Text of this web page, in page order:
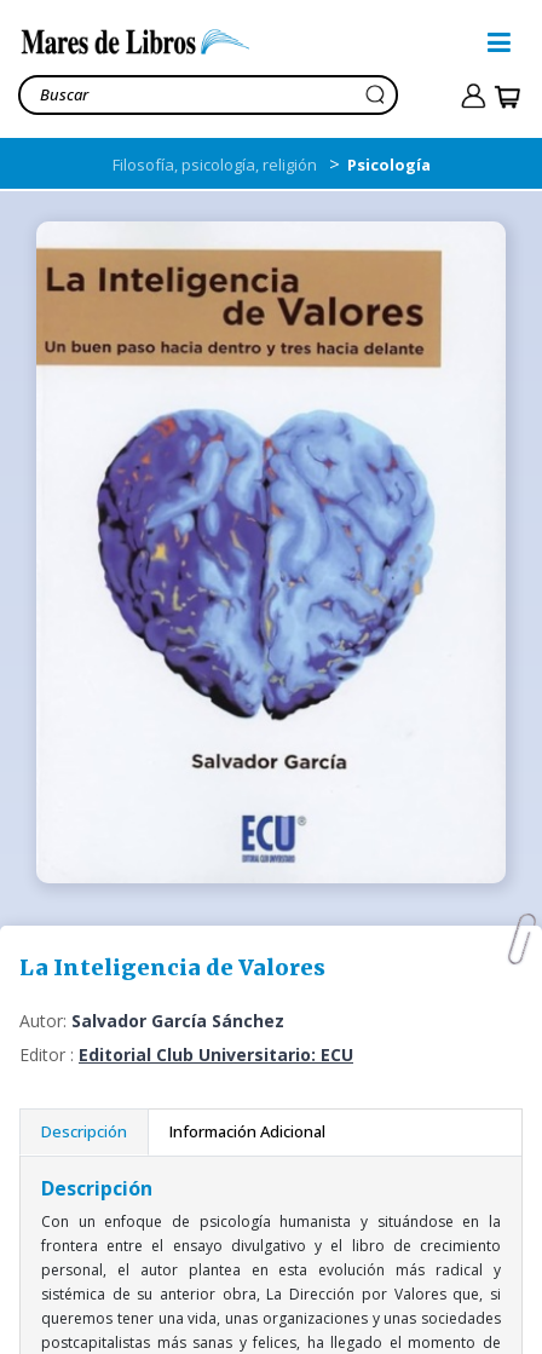
Filosofía, psicología, religión > Psicología
La Inteligencia de Valores
Autor: Salvador García Sánchez
Editor : Editorial Club Universitario: ECU
Descripción Información Adicional
Descripción
Con un enfoque de psicología humanista y situándose en la
frontera entre el ensayo divulgativo y el libro de crecimiento
personal, el autor plantea en esta evolución más radical y
sistémica de su anterior obra, La Dirección por Valores que, si
queremos tener una vida, unas organizaciones y unas sociedades
postcapitalistas más sanas y felices, ha llegado el momento de